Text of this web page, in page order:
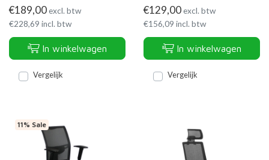
€189,00excl. btw
€228,69 incl. btw
In winkelwagen
Vergelijk
€129,00excl. btw
€156,09 incl. btw
In winkelwagen
Vergelijk
11% Sale